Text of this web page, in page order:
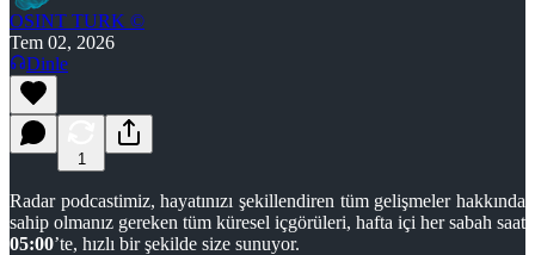
OSINT TURK ©
Tem 02, 2026
Dinle
1
Radar podcastimiz, hayatınızı şekillendiren tüm gelişmeler hakkında
sahip olmanız gereken tüm küresel içgörüleri, hafta içi her sabah saat
05:00’te, hızlı bir şekilde size sunuyor.